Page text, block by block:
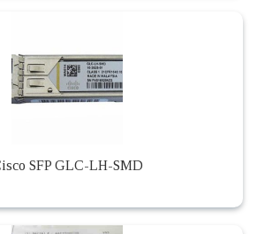
SFP GLC-LH-SMD